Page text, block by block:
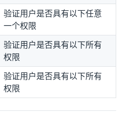
验证用户是否具有以下任意
一个权限
验证用户是否具有以下所有
权限
验证用户是否具有以下所有
权限